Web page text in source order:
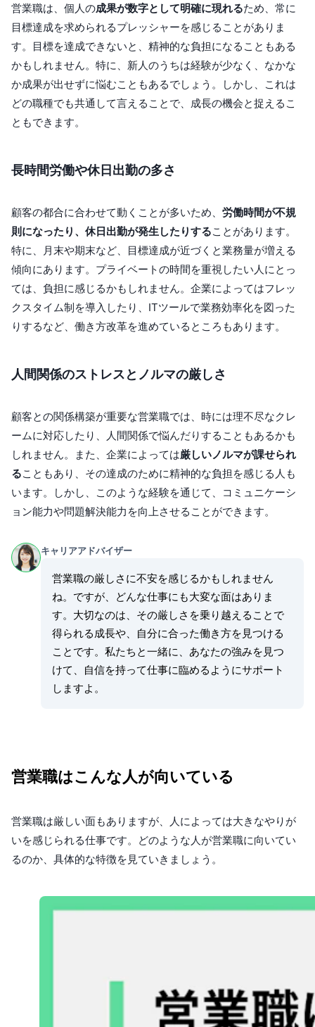
営業職は、個人の成果が数字として明確に現れるため、常に
目標達成を求められるプレッシャーを感じることがありま
す。目標を達成できないと、精神的な負担になることもある
かもしれません。特に、新人のうちは経験が少なく、なかな
か成果が出せずに悩むこともあるでしょう。しかし、これは
どの職種でも共通して言えることで、成長の機会と捉えるこ
ともできます。
長時間労働や休日出勤の多さ
顧客の都合に合わせて動くことが多いため、 労働時間が不規
則になったり、休日出勤が発生したりすることがあります。
特に、月末や期末など、目標達成が近づくと業務量が増える
傾向にあります。プライベートの時間を重視したい人にとっ
ては、負担に感じるかもしれません。企業によってはフレッ
クスタイム制を導入したり、ITツールで業務効率化を図った
りするなど、働き方改革を進めているところもあります。
人間関係のストレスとノルマの厳しさ
顧客との関係構築が重要な営業職では、時には理不尽なクレ
ームに対応したり、人間関係で悩んだりすることもあるかも
しれません。また、企業によっては厳しいノルマが課せられ
ることもあり、その達成のために精神的な負担を感じる人も
います。しかし、このような経験を通じて、コミュニケーシ
ョン能力や問題解決能力を向上させることができます。
キャリアアドバイザー
営業職の厳しさに不安を感じるかもしれません
ね。ですが、どんな仕事にも大変な面はありま
す。大切なのは、その厳しさを乗り越えることで
得られる成長や、自分に合った働き方を見つける
ことです。私たちと一緒に、あなたの強みを見つ
けて、自信を持って仕事に臨めるようにサポート
しますよ。
営業職はこんな人が向いている
営業職は厳しい面もありますが、人によっては大きなやりが
いを感じられる仕事です。どのような人が営業職に向いてい
るのか、具体的な特徴を見ていきましょう。